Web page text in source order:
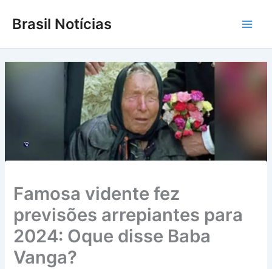
para
conteúdo
Brasil Notícias
Famosa vidente fez
previsões arrepiantes para
2024: Oque disse Baba
Vanga?